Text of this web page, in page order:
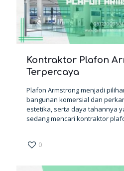
Kontraktor Plafon
Terpercaya
Plafon Armstrong menjadi
bangunan komersial dan
estetika, serta daya tahannya
sedang mencari kontraktor
0